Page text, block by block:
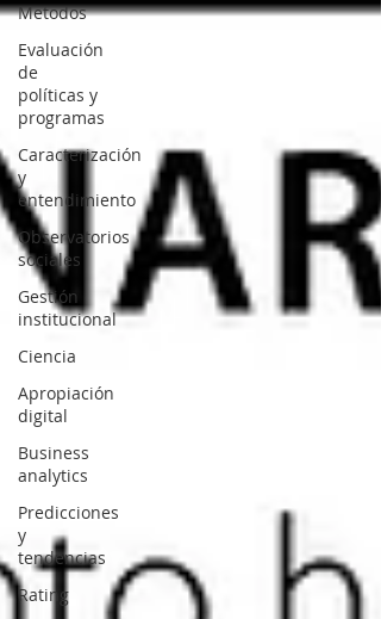
Metodos
Evaluación
de
políticas y
programas
Caracterización
y
entendimiento
Observatorios
sociales
Gestión
institucional
Ciencia
Apropiación
digital
Business
analytics
Predicciones
y
tendencias
Rating